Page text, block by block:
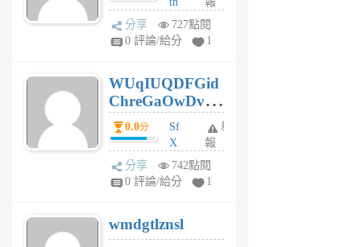
jt
gl
個
月
前
分享
727點閱
0 評論/給分
1
WUqIUQDFGid
ChreGaOwDv
dY0.0分
Sf
X
Pe
Jc
R
P
舉
報
分享
742點閱
0 評論/給分
1
wmdgtlznsl